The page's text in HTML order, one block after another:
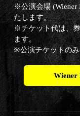
※公演会場 (Wiener
たします。
※チケット代は、
ます。
※公演チケットのみ
Wiener